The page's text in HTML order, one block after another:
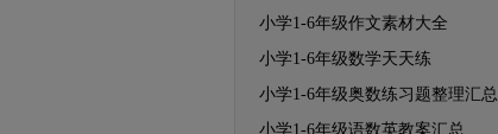
小学1-6年级作文素材大全
小学1-6年级数学天天练
小学1-6年级奥数练习题整理汇总
小学1-6年级语数英教案汇总